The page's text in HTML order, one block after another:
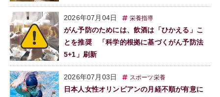
2026年07月04日 栄養指導
がん予防のためには、飲酒は「ひかえる」こ
とを推奨 「科学的根拠に基づくがん予防法
5+1」刷新
2026年07月03日 スポーツ栄養
日本人女性オリンピアンの月経不順が有意に